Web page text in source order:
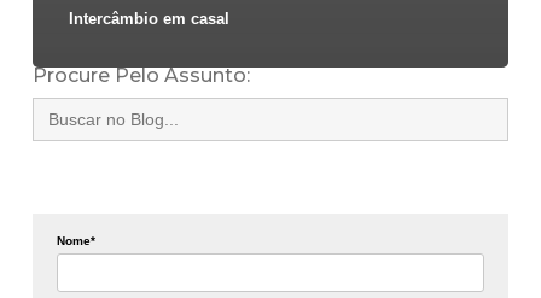
Intercâmbio em casal
Procure Pelo Assunto:
Search
for:
Nome*